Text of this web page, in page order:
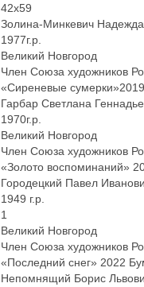
42х59
Золина-Минкевич
1977г.р.
Великий Новгород
Член Союза художников
«Сиреневые
Гарбар Светлана
1970г.р.
Великий Новгород
Член Союза художников
«Золото воспоминаний»
Городецкий Павел
1949 г.р.
1
Великий Новгород
Член Союза художников
«Последний снег» 2022
Непомнящий Борис